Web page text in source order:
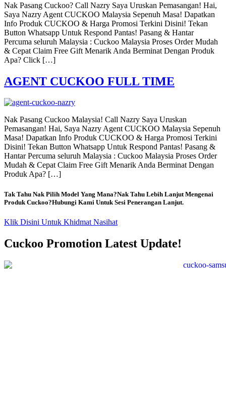
Nak Pasang Cuckoo? Call Nazry Saya Uruskan Pemasangan! Hai,
Saya Nazry Agent CUCKOO Malaysia Sepenuh Masa! Dapatkan
Info Produk CUCKOO & Harga Promosi Terkini Disini! Tekan
Button Whatsapp Untuk Respond Pantas! Pasang & Hantar
Percuma seluruh Malaysia : Cuckoo Malaysia Proses Order Mudah
& Cepat Claim Free Gift Menarik Anda Berminat Dengan Produk
Apa? Click […]
AGENT CUCKOO FULL TIME
Nak Pasang Cuckoo Malaysia! Call Nazry Saya Uruskan
Pemasangan! Hai, Saya Nazry Agent CUCKOO Malaysia Sepenuh
Masa! Dapatkan Info Produk CUCKOO & Harga Promosi Terkini
Disini! Tekan Button Whatsapp Untuk Respond Pantas! Pasang &
Hantar Percuma seluruh Malaysia : Cuckoo Malaysia Proses Order
Mudah & Cepat Claim Free Gift Menarik Anda Berminat Dengan
Produk Apa? […]
Tak Tahu Nak Pilih Model Yang Mana?Nak Tahu Lebih Lanjut Mengenai
Produk Cuckoo?Hubungi Kami Untuk Sesi Penerangan Lanjut.
Klik Disini Untuk Khidmat Nasihat
Cuckoo Promotion Latest Update!